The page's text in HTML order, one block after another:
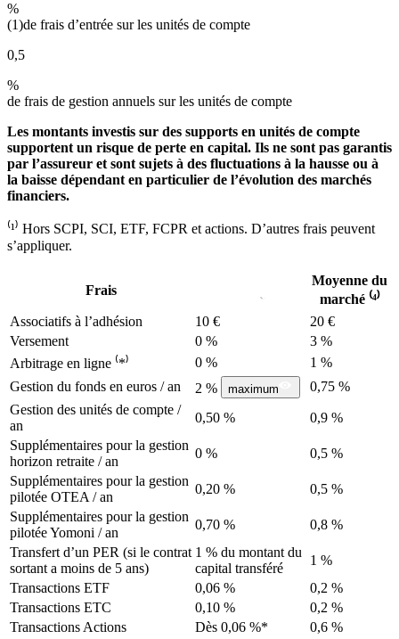
%
(1)de frais d’entrée sur les unités de compte
0,5
%
de frais de gestion annuels sur les unités de compte
Les montants investis sur des supports en unités de compte
supportent un risque de perte en capital. Ils ne sont pas garantis
par l’assureur et sont sujets à des fluctuations à la hausse ou à
la baisse dépendant en particulier de l’évolution des marchés
financiers.
⁽¹⁾ Hors SCPI, SCI, ETF, FCPR et actions. D’autres frais peuvent
s’appliquer.
Frais
Moyenne du
marché ⁽⁴⁾
Associatifs à l’adhésion
10 €
20 €
Versement
0 %
3 %
Arbitrage en ligne ⁽*⁾
0 %
1 %
Gestion du fonds en euros / an
2 % maximum
0,75 %
Gestion des unités de compte /
an
0,50 %
0,9 %
Supplémentaires pour la gestion
horizon retraite / an
0 %
0,5 %
Supplémentaires pour la gestion
pilotée OTEA / an
0,20 %
0,5 %
Supplémentaires pour la gestion
pilotée Yomoni / an
0,70 %
0,8 %
Transfert d’un PER (si le contrat
sortant a moins de 5 ans)
1 % du montant du
capital transféré
1 %
Transactions ETF
0,06 %
0,2 %
Transactions ETC
0,10 %
0,2 %
Transactions Actions
Dès 0,06 %* 0,6 %